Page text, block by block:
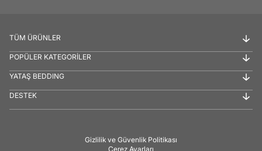
TÜM ÜRÜNLER
POPÜLER KATEGORİLER
YATAŞ BEDDING
DESTEK
Gizlilik ve Güvenlik Politikası
Çerez Ayarları